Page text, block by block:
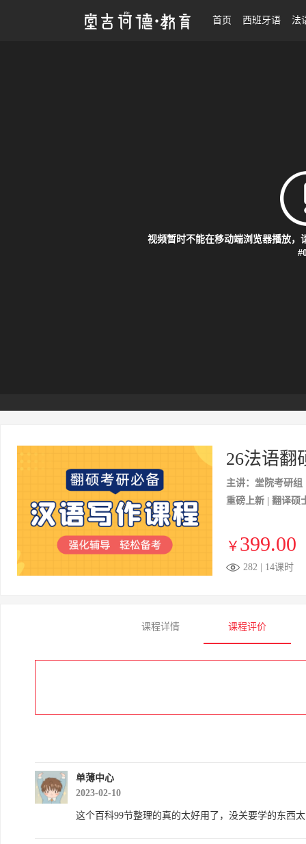
首页 西班牙语 法
26法语翻硕考研 | 汉语写作与百科知识
视频暂时不能在移动端浏览器播放，
26法语翻
主讲：堂院考研组
重磅上新 | 翻译硕
￥ 399.00
282 | 14课时
课程详情 课程评价
单薄中心
2023-02-10
这个百科99节整理的真的太好用了，没关要学的东西